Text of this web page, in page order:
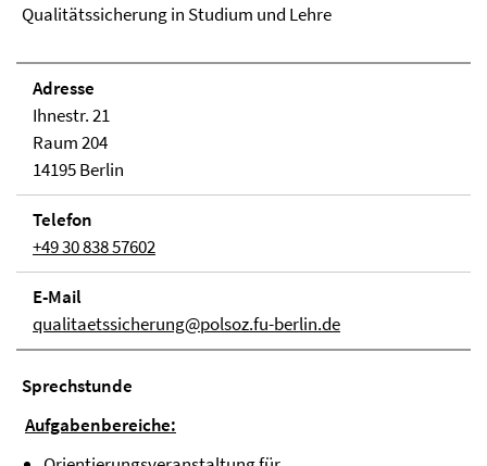
Qualitätssicherung in Studium und Lehre
Adresse
Ihnestr. 21
Raum 204
14195 Berlin
Telefon
+49 30 838 57602
E-Mail
qualitaetssicherung@polsoz.fu-berlin.de
Sprechstunde
Aufgabenbereiche: